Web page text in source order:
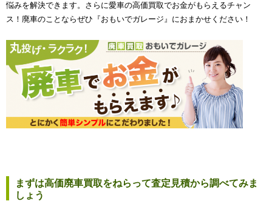
悩みを解決できます。さらに愛車の高価買取でお金がもらえるチャン
ス！廃車のことならぜひ『おもいでガレージ』におまかせください！
まずは高価廃車買取をねらって査定見積から調べてみま
しょう